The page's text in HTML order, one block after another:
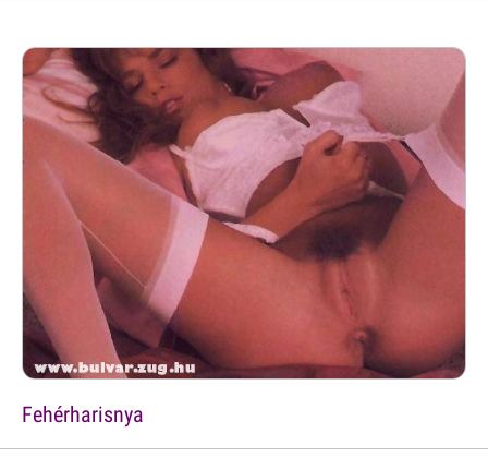
Fehérharisnya